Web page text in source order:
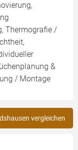
Thermografie /
&
/ Montage
vergleichen